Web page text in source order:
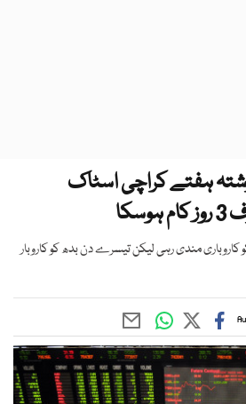
ہفتے کراچی اسٹاک
کاروباری مندی رہی لیکن تیسرے دن بدھ کو کاروبار